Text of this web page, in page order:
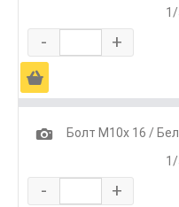
- +
Ä
1
Болт М10х 16 /
- +